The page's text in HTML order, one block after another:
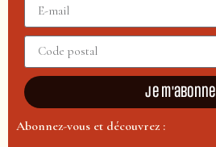
Je m'abonne
Abonnez-vous et découvrez :